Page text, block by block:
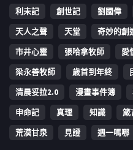
利未記
創世記 劉國偉
天人之聲
天堂 奇妙的創
市井心靈
張哈拿牧師 愛
梁永善牧師
歳首到年終
清晨妥拉2.0
漫畫事件簿
申命記
真理 知識 箴
荒漠甘泉
見證 週一嗎哪